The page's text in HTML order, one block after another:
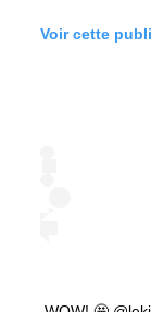
Voir cette